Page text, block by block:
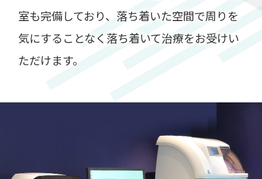
室も完備しており、落ち着いた空間で周りを
気にすることなく落ち着いて治療をお受けい
ただけます。